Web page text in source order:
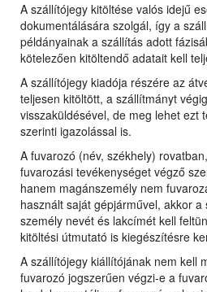
A szállítójegy kitöltése valós idejű
dokumentálására szolgál, így a
példányainak a szállítás adott
kötelezően kitöltendő adatait kell
A szállítójegy kiadója részére az
teljesen kitöltött, a szállítmányt
visszaküldésével, de meg lehet ezt
szerinti igazolással is.
A fuvarozó (név, székhely)
fuvarozási tevékenységet végző
hanem magánszemély nem
használt saját gépjárművel, akkor
személy nevét és lakcímét kell
kitöltési útmutató is kiegészítésre
A szállítójegy kiállítójának nem kell
fuvarozó jogszerűen végzi-e a